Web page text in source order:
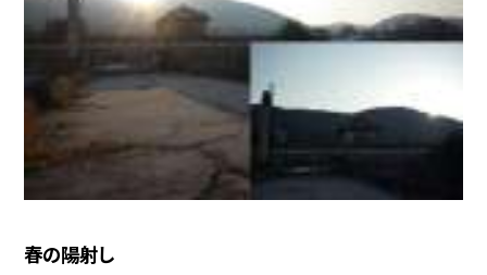
春の陽射し